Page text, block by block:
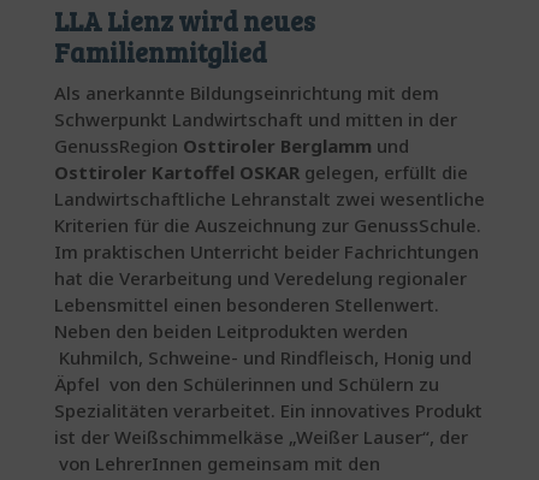
LLA Lienz wird neues
Familienmitglied
Als anerkannte Bildungseinrichtung mit dem
Schwerpunkt Landwirtschaft und mitten in der
GenussRegion Osttiroler Berglamm und
Osttiroler Kartoffel OSKAR gelegen, erfüllt die
Landwirtschaftliche Lehranstalt zwei wesentliche
Kriterien für die Auszeichnung zur GenussSchule.
Im praktischen Unterricht beider Fachrichtungen
hat die Verarbeitung und Veredelung regionaler
Lebensmittel einen besonderen Stellenwert.
Neben den beiden Leitprodukten werden
Kuhmilch, Schweine- und Rindfleisch, Honig und
Äpfel von den Schülerinnen und Schülern zu
Spezialitäten verarbeitet. Ein innovatives Produkt
ist der Weißschimmelkäse „Weißer Lauser“, der
von LehrerInnen gemeinsam mit den